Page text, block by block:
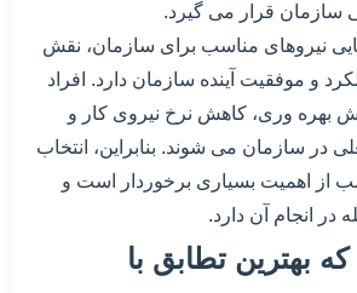
سازمان قرار می گیرد.
نیروهای مناسب برای سازمان، نقش
و موفقیت آینده سازمان دارد. افراد
بهره وری، کاهش نرخ نیروی کار و
در سازمان می شوند. بنابراین، انتخاب
از اهمیت بسیاری برخوردار است و
در انجام آن دارد.
که بهترین تطابق با